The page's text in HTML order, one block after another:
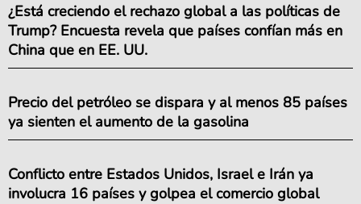
¿Está creciendo el rechazo global a las políticas de
Trump? Encuesta revela que países confían más en
China que en EE. UU.
Precio del petróleo se dispara y al menos 85 países
ya sienten el aumento de la gasolina
Conflicto entre Estados Unidos, Israel e Irán ya
involucra 16 países y golpea el comercio global